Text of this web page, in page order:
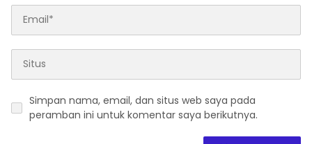
Simpan nama, email, dan situs web saya pada
peramban ini untuk komentar saya berikutnya.